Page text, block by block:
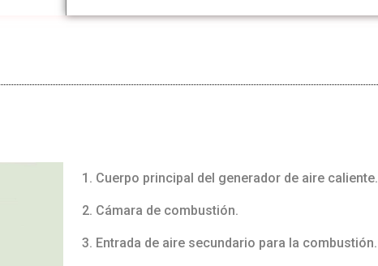
Cuerpo principal del generador de aire caliente.
Cámara de combustión.
Entrada de aire secundario para la combustión.